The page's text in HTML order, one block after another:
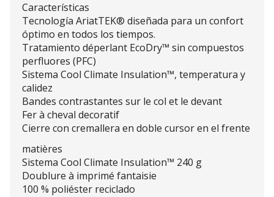
Características
Tecnología AriatTEK® diseñada para un confort
óptimo en todos los tiempos.
Tratamiento déperlant EcoDry™ sin compuestos
perfluores (PFC)
Sistema Cool Climate Insulation™, temperatura y
calidez
Bandes contrastantes sur le col et le devant
Fer à cheval decoratif
Cierre con cremallera en doble cursor en el frente
matières
Sistema Cool Climate Insulation™ 240 g
Doublure à imprimé fantaisie
100 % poliéster reciclado